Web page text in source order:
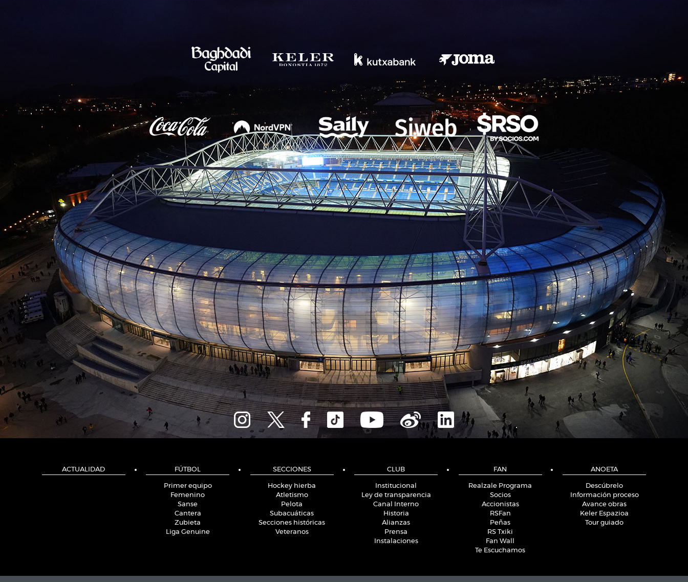
ACTUALIDAD FÚTBOL
Primer equipo
Femenino
Sanse
Cantera
Zubieta
Liga Genuine
SECCIONES
Hockey hierba
Atletismo
Pelota
Subacuáticas
Secciones históricas
Veteranos
CLUB
Institucional
Ley de transparencia
Canal Interno
Historia
Alianzas
Prensa
Instalaciones
FAN
Realzale Programa
Socios
Accionistas
RSFan
Peñas
RS Txiki
Fan Wall
Te Escuchamos
ANOETA
Descúbrelo
Información proceso
Avance obras
Keler Espazioa
Tour guiado